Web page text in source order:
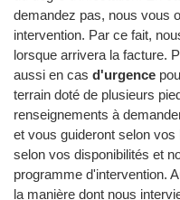
demandez pas, nous vous
intervention. Par ce fait,
lorsque arrivera la facture.
aussi en cas d'urgence
terrain doté de plusieurs
renseignements à
et vous guideront selon
selon vos disponibilités et
programme d'intervention.
la manière dont nous